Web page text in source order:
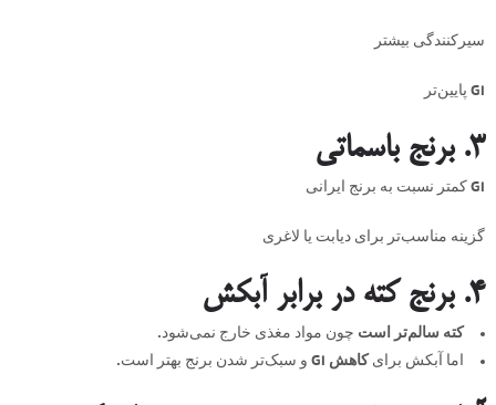
سیرکنندگی بیشتر
GI پایین‌تر
۳. برنج باسماتی
GI کمتر نسبت به برنج ایرانی
گزینه مناسب‌تر برای دیابت یا لاغری
۴. برنج کته در برابر آبکش
کته سالم‌تر است چون مواد مغذی خارج نمی‌شود.
اما آبکش برای کاهش GI و سبک‌تر شدن برنج بهتر است.